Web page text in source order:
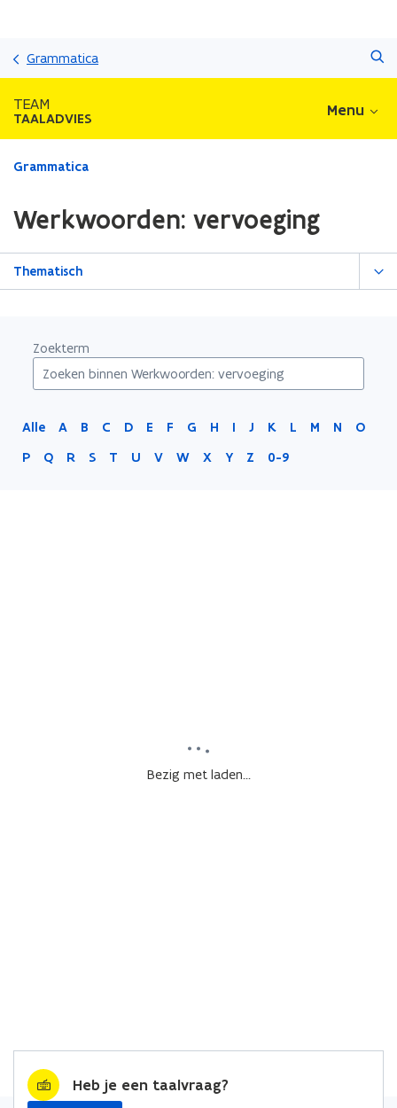
Grammatica
TEAM
TAALADVIES Menu
Gedaan
zich
op:
Werkwoorden:
Grammatica
Werkwoorden: vervoeging
Thematisch
Zoekterm
Alle A B C D E F G H I J K L M N
O
P
Q R S T U V W X Y Z 0-9
Bezig met laden...
Heb je een taalvraag?